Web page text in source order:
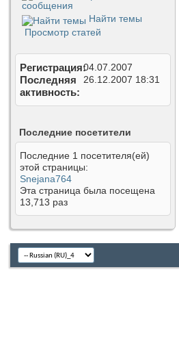
сообщения
Найти темы
Просмотр статей
Регистрация04.07.2007
Последняя
активность
26.12.2007 18:31
Последние посетители
Последние 1 посетителя(ей)
этой страницы:
Snejana764
Эта страница была посещена
13,713 раз